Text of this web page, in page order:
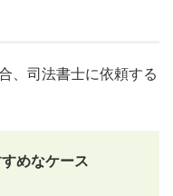
、司法書士に依頼する
めなケース